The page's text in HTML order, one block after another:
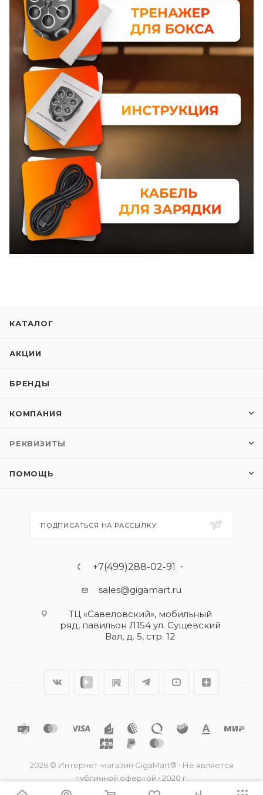
КАТАЛОГ
АКЦИИ
БРЕНДЫ
КОМПАНИЯ
РЕКВИЗИТЫ
ПОМОЩЬ
ПОДПИСАТЬСЯ НА РАССЫЛКУ
+7(499)288-02-91
sales@gigamart.ru
ТЦ «Савеловский», мобильный
ряд, павильон Л154 ул. Сущевский
Вал, д. 5, стр. 12
2026 © Интернет-магазин GigaMart® • Не является
публичной офертой • 2020 г.